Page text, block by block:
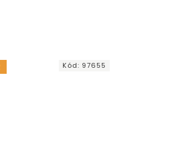
Kód: 97655